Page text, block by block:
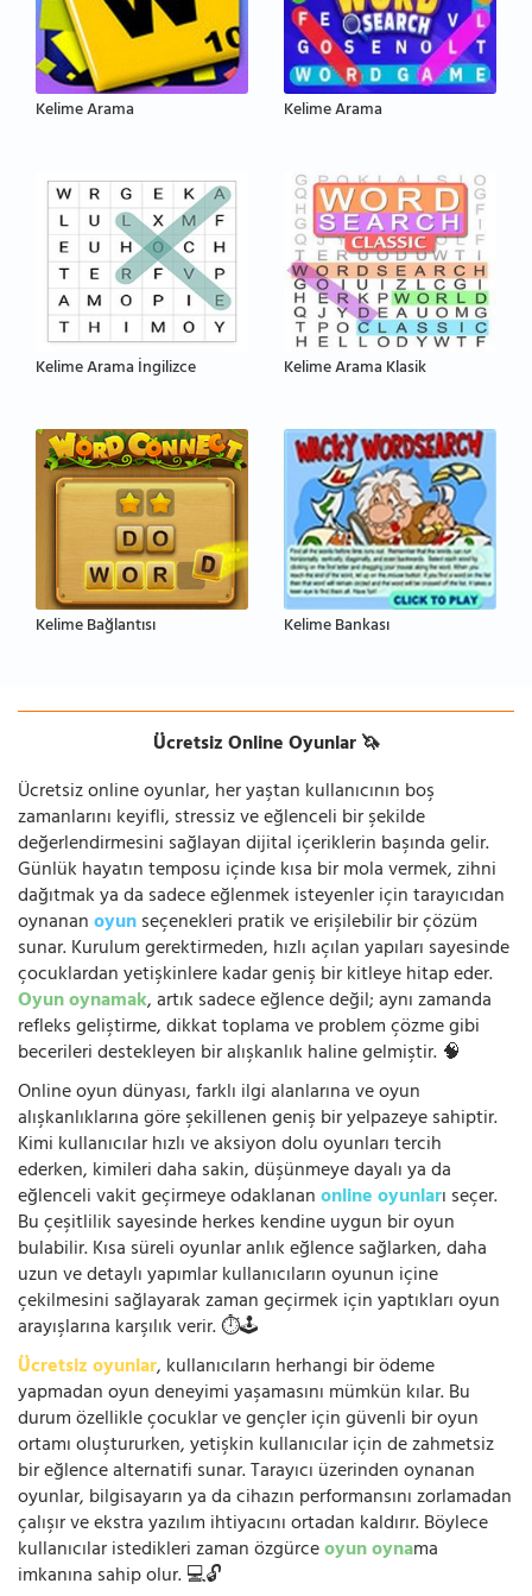
Kelime Arama Kelime Arama
Kelime Arama İngilizce Kelime Arama Klasik
Kelime Bağlantısı Kelime Bankası
Ücretsiz Online Oyunlar 🦄
Ücretsiz online oyunlar, her yaştan kullanıcının boş
zamanlarını keyifli, stressiz ve eğlenceli bir şekilde
değerlendirmesini sağlayan dijital içeriklerin başında gelir.
Günlük hayatın temposu içinde kısa bir mola vermek, zihni
dağıtmak ya da sadece eğlenmek isteyenler için tarayıcıdan
oynananoyunseçenekleri pratik ve erişilebilir bir çözüm
sunar. Kurulum gerektirmeden, hızlı açılan yapıları sayesinde
çocuklardan yetişkinlere kadar geniş bir kitleye hitap eder.
Oyun oynamak, artık sadece eğlence değil; aynı zamanda
refleks geliştirme, dikkat toplama ve problem çözme gibi
becerileri destekleyen bir alışkanlık haline gelmiştir. 🧠
Online oyun dünyası, farklı ilgi alanlarına ve oyun
alışkanlıklarına göre şekillenen geniş bir yelpazeye sahiptir.
Kimi kullanıcılar hızlı ve aksiyon dolu oyunları tercih
ederken, kimileri daha sakin, düşünmeye dayalı ya da
eğlenceli vakit geçirmeye odaklananonline oyunları seçer.
Bu çeşitlilik sayesinde herkes kendine uygun bir oyun
bulabilir. Kısa süreli oyunlar anlık eğlence sağlarken, daha
uzun ve detaylı yapımlar kullanıcıların oyunun içine
çekilmesini sağlayarak zaman geçirmek için yaptıkları oyun
arayışlarına karşılık verir. ⏱️🕹️
Ücretsiz oyunlar, kullanıcıların herhangi bir ödeme
yapmadan oyun deneyimi yaşamasını mümkün kılar. Bu
durum özellikle çocuklar ve gençler için güvenli bir oyun
ortamı oluştururken, yetişkin kullanıcılar için de zahmetsiz
bir eğlence alternatifi sunar. Tarayıcı üzerinden oynanan
oyunlar, bilgisayarın ya da cihazın performansını zorlamadan
çalışır ve ekstra yazılım ihtiyacını ortadan kaldırır. Böylece
kullanıcılar istedikleri zaman özgürceoyun oynama
imkanına sahip olur. 💻🔓